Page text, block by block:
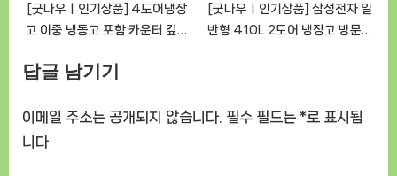
[굿나우ㅣ인기상품] 4도어냉장
고 이중 냉동고 포함 카운터 깊이
품질 22.7 4 문짝 프렌치 – 제품
ㅣ추천상품]
[굿나우ㅣ인기상품] 삼성전자 일
반형 410L 2도어 냉장고 방문설
답글 남기기
이메일 주소는 공개되지 않습니다. 필수 필드는 *로 표시됩
니다